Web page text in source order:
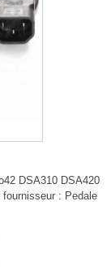
DSA310 DSA420
fournisseur : Pedale